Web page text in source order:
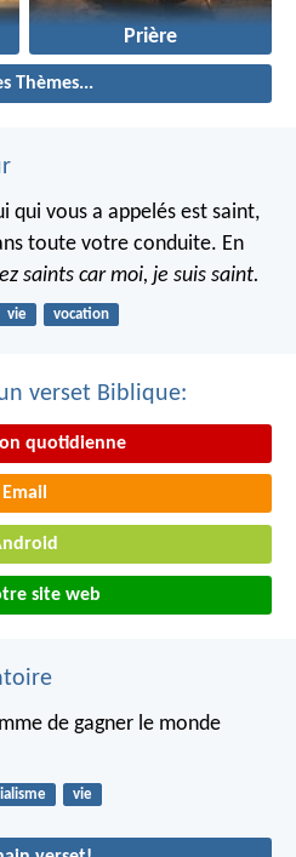
Prière
Thèmes...
qui vous a appelés est saint,
toute votre conduite. En
saints car moi, je suis saint.
vie vocation
verset Biblique:
quotidienne
Email
site web
de gagner le monde
vie